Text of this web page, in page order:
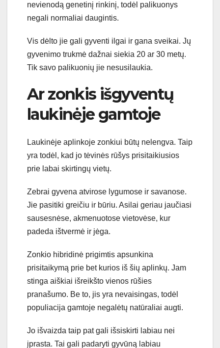
nevienodą genetinį rinkinį, todėl palikuonys
negali normaliai daugintis.
Vis dėlto jie gali gyventi ilgai ir gana sveikai. Jų
gyvenimo trukmė dažnai siekia 20 ar 30 metų.
Tik savo palikuonių jie nesusilaukia.
Ar zonkis išgyventų
laukinėje gamtoje
Laukinėje aplinkoje zonkiui būtų nelengva. Taip
yra todėl, kad jo tėvinės rūšys prisitaikiusios
prie labai skirtingų vietų.
Zebrai gyvena atvirose lygumose ir savanose.
Jie pasitiki greičiu ir būriu. Asilai geriau jaučiasi
sausesnėse, akmenuotose vietovėse, kur
padeda ištvermė ir jėga.
Zonkio hibridinė prigimtis apsunkina
prisitaikymą prie bet kurios iš šių aplinkų. Jam
stinga aiškiai išreikšto vienos rūšies
pranašumo. Be to, jis yra nevaisingas, todėl
populiacija gamtoje negalėtų natūraliai augti.
Jo išvaizda taip pat gali išsiskirti labiau nei
įprasta. Tai gali padaryti gyvūną labiau